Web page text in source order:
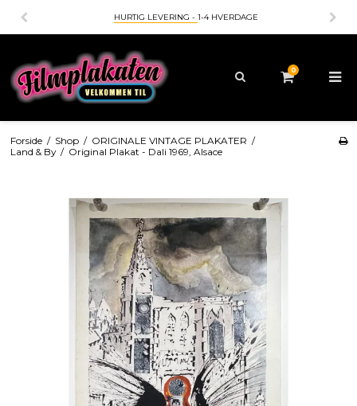
HURTIG LEVERING - 1-4 HVERDAGE
0
Forside / Shop / ORIGINALE VINTAGE PLAKATER /
Land & By / Original Plakat - Dali 1969, Alsace